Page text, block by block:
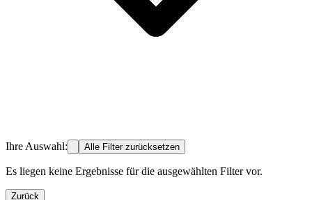
Ihre Auswahl: Alle Filter zurücksetzen
Es liegen keine Ergebnisse für die ausgewählten Filter vor.
Zurück